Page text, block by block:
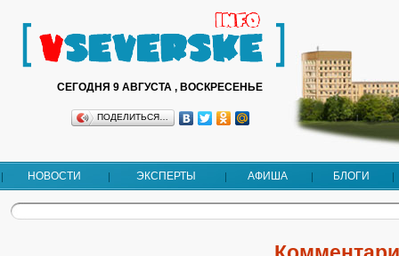
СЕГОДНЯ 9 АВГУСТА , ВОСКРЕСЕНЬЕ
ПОДЕЛИТЬСЯ…
НОВОСТИ ЭКСПЕРТЫ АФИША БЛОГИ